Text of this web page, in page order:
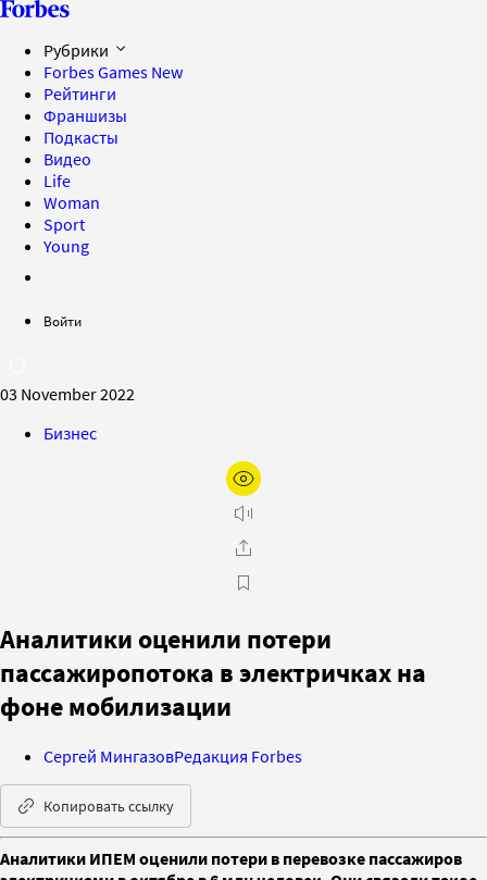
Рубрики
Forbes Games New
Рейтинги
Франшизы
Подкасты
Видео
Life
Woman
Sport
Young
Войти
03 November 2022
Бизнес
Аналитики оценили потери
пассажиропотока в электричках на
фоне мобилизации
Сергей МингазовРедакция Forbes
Копировать ссылку
Аналитики ИПЕМ оценили потери в перевозке пассажиров